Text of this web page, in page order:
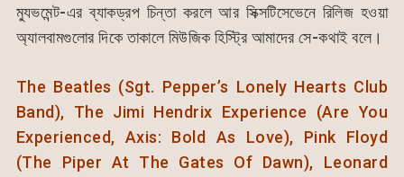
ম্যুভমেন্ট-এর ব্যাকড্রপ চিন্তা করলে আর সিক্সটিসেভেনে রিলিজ হওয়া
অ্যালবামগুলোর দিকে তাকালে মিউজিক হিস্ট্রি আমাদের সে-কথাই বলে।
The Beatles (Sgt. Pepper’s Lonely Hearts Club
Band), The Jimi Hendrix Experience (Are You
Experienced, Axis: Bold As Love), Pink Floyd
(The Piper At The Gates Of Dawn), Leonard